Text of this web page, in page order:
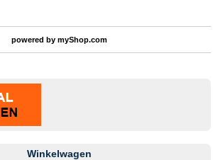
powered by myShop.com
Winkelwagen